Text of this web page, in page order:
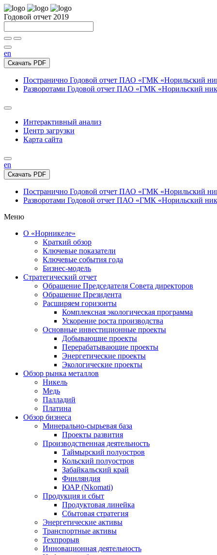
Годовой отчет 2019
en
Скачать PDF
Постранично Годовой отчет ПАО «ГМК «Норильский
Разворотами Годовой отчет ПАО «ГМК «Норильский
Интерактивный анализ
Центр загрузки
Карта сайта
en
Скачать PDF
Постранично Годовой отчет ПАО «ГМК «Норильский
Разворотами Годовой отчет ПАО «ГМК «Норильский
Меню
О «Норникеле»
Краткий обзор
Ключевые показатели
Ключевые события года
Бизнес-модель
Стратегический отчет
Обращение Председателя Совета директоров
Обращение Президента
Расширяем горизонты
Комплексная экологическая программа
Ускорение роста производства
Основные инвестиционные проекты
Добывающие проекты
Перерабатывающие проекты
Энергетические проекты
Экологические проекты
Обзор рынка металлов
Никель
Медь
Палладий
Платина
Обзор бизнеса
Минерально-сырьевая база
Проекты развития
Производственная деятельность
Таймырский полуостров
Кольский полуостров
Забайкальский край
Финляндия
ЮАР (Nkomati)
Продукция и сбыт
Продуктовая линейка
Сбытовая стратегия
Энергетические активы
Транспортные активы
Техпрорыв
Инновационная деятельность